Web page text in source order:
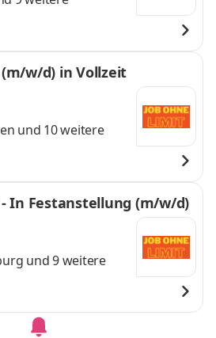
w/d) in Vollzeit
und 10 weitere
In Festanstellung (m/w/d)
und 9 weitere